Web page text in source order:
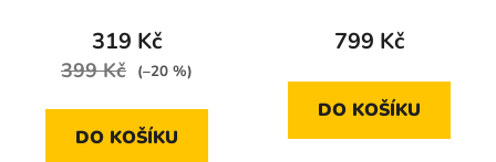
319 Kč
399 Kč (–20 %)
DO KOŠÍKU
799 Kč
DO KOŠÍKU